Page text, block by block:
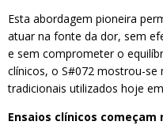
Esta abordagem pioneira
atuar na fonte da dor, sem
e sem comprometer o
clínicos, o S#072 mostrou-
tradicionais utilizados hoje
Ensaios clínicos começam